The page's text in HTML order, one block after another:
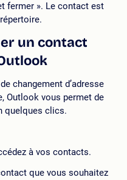
fermer ». Le contact est
un contact
changement d’adresse
Outlook vous permet de
quelques clics.
à vos contacts.
que vous souhaitez